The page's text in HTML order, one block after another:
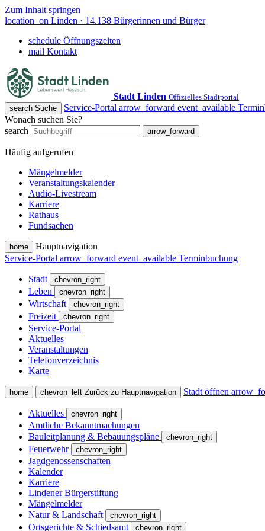
Zum Inhalt springen
location_on Linden · 14.138 Bürgerinnen und Bürger
schedule Öffnungszeiten
mail Kontakt
Stadt Linden Offizielles Stadtportal
search Suche Service-Portal arrow_forward event_available
Wonach suchen Sie?
search
arrow_forward
Häufig aufgerufen
Mängelmelder
Veranstaltungskalender
Audio-Livestream
Karriere
Rathaus
Fundsachen
home
Hauptnavigation
Service-Portal arrow_forward event_available Terminbuchung
Stadt chevron_right
Leben chevron_right
Wirtschaft chevron_right
Freizeit chevron_right
Service-Portal
Aktuelles
Veranstaltungen
Telefonverzeichnis
Karte
home chevron_left Zurück zu Hauptnavigation Stadt öffnen
Aktuelles chevron_right
Amtliche Bekanntmachungen
Bauleitplanung & Bebauungspläne
chevron_right
Feuerwehr chevron_right
Jagdgenossenschaften
Kalender
Karriere
Lindener Bürgerstiftung
Mängelmelder
Natur & Landschaft
chevron_right
Ortsgerichte & Schiedsamt chevron_right